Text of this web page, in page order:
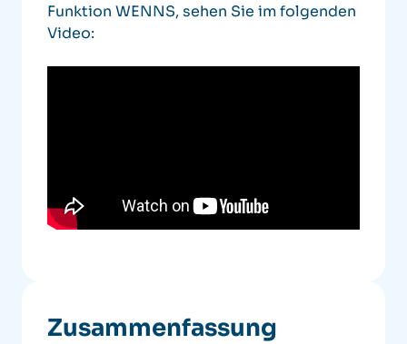
Funktion WENNS, sehen Sie im folgenden
Video:
Zusammenfassung